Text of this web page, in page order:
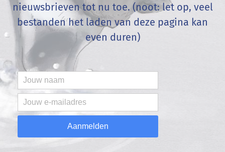
nieuwsbrieven tot nu toe. (noot: let op, veel
bestanden het laden van deze pagina kan
even duren)
Aanmelden